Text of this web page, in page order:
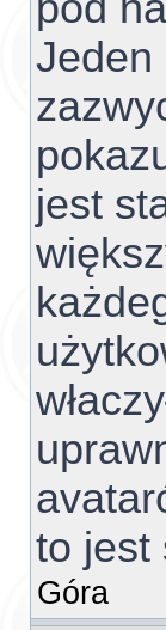
Jeden
jest
to jest
Góra